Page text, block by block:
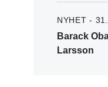
NYHET -
Barack
Larsson